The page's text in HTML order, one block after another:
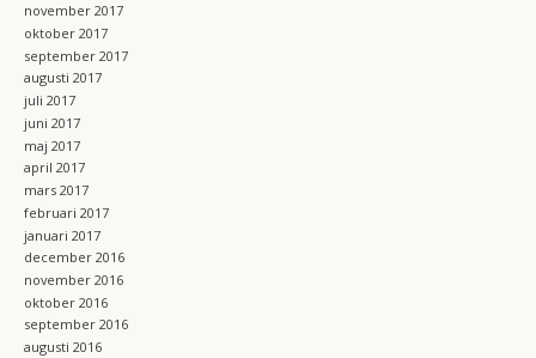
november 2017
oktober 2017
september 2017
augusti 2017
juli 2017
juni 2017
maj 2017
april 2017
mars 2017
februari 2017
januari 2017
december 2016
november 2016
oktober 2016
september 2016
augusti 2016